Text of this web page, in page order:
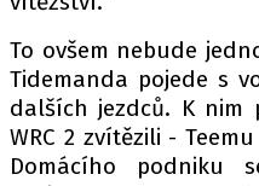
To ovšem nebude
Tidemanda pojede s
dalších jezdců. K
WRC 2 zvítězili -
Domácího podniku